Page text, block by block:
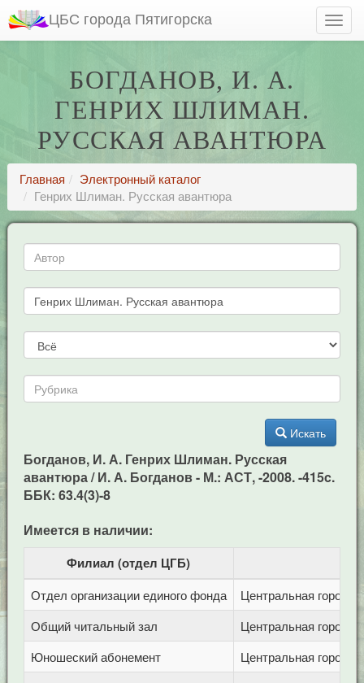
ЦБС города Пятигорска
БОГДАНОВ, И. А.
ГЕНРИХ ШЛИМАН.
РУССКАЯ АВАНТЮРА
Главная
Электронный каталог
Генрих Шлиман. Русская авантюра
Искать
Богданов, И. А. Генрих Шлиман. Русская
авантюра / И. А. Богданов - М.: АСТ, -2008. -415c.
ББК: 63.4(3)-8
Имеется в наличии:
Филиал (отдел ЦГБ)
Отдел организации единого фонда
Центральная
Общий читальный зал
Центральная
Юношеский абонемент
Центральная